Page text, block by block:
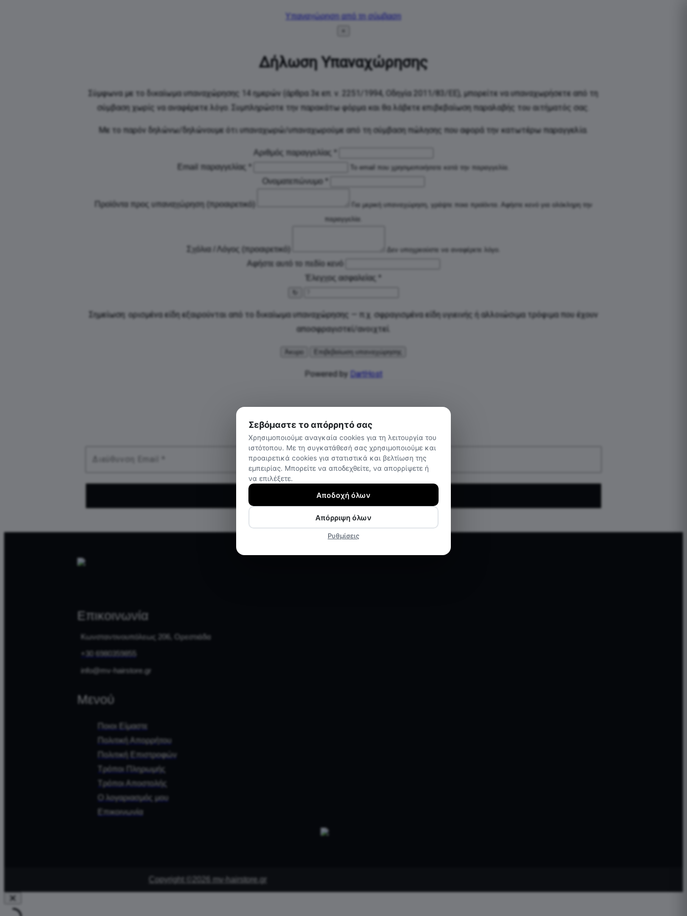
Υπαναχώρηση από τη σύμβαση
Δήλωση Υπαναχώρησης
Σύμφωνα με το δικαίωμα υπαναχώρησης 14 ημερών (άρθρα 3ε επ. ν. 2251/1994, Οδηγία 2011/83/ΕΕ), μπορείτε να υπαναχωρήσετε από τη
σύμβαση χωρίς να αναφέρετε λόγο. Συμπληρώστε την παρακάτω φόρμα και θα λάβετε επιβεβαίωση παραλαβής του αιτήματός σας.
Με το παρόν δηλώνω/δηλώνουμε ότι υπαναχωρώ/υπαναχωρούμε από τη σύμβαση πώλησης που αφορά την κατωτέρω παραγγελία.
Αριθμός παραγγελίας *
Email παραγγελίας * Το email που χρησιμοποιήσατε κατά την παραγγελία.
Ονοματεπώνυμο *
Προϊόντα προς υπαναχώρηση (προαιρετικό)
Για μερική υπαναχώρηση, γράψτε ποια προϊόντα. Αφήστε κενό για ολόκληρη την
παραγγελία.
Σχόλια / Λόγος (προαιρετικό) Δεν υποχρεούστε να αναφέρετε λόγο.
Αφήστε αυτό το πεδίο κενό
Έλεγχος ασφαλείας *
Σημείωση: ορισμένα είδη εξαιρούνται από το δικαίωμα υπαναχώρησης — π.χ. σφραγισμένα είδη υγιεινής ή αλλοιώσιμα τρόφιμα που έχουν
αποσφραγιστεί/ανοιχτεί.
Άκυρο Επιβεβαίωση υπαναχώρησης
Powered by DartHost
ΕΓΓΡΑΦΕΙΤΕ ΣΤΟ NEWSLETTER
Επικοινωνία
Κωνσταντινουπόλεως 206, Ορεστιάδα
+30 6980359855
info@mv-hairstore.gr
Μενού
Ποιοι Είμαστε
Πολιτική Απορρήτου
Πολιτική Επιστροφών
Τρόποι Πληρωμής
Τρόποι Αποστολής
Ο λογαριασμός μου
Επικοινωνία
Copyright ©2026 mv-hairstore.gr
Σεβόμαστε το απόρρητό σας
Χρησιμοποιούμε αναγκαία cookies για τη λειτουργία του
ιστότοπου. Με τη συγκατάθεσή σας χρησιμοποιούμε και
προαιρετικά cookies για στατιστικά και βελτίωση της
εμπειρίας. Μπορείτε να αποδεχθείτε, να απορρίψετε ή
να επιλέξετε.
Αποδοχή όλων
Απόρριψη όλων
Ρυθμίσεις